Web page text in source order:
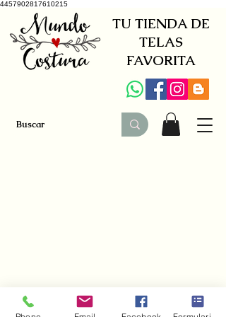
4457902817610215
TU TIENDA DE
TELAS
FAVORITA
+34 941579600 +34 650030142